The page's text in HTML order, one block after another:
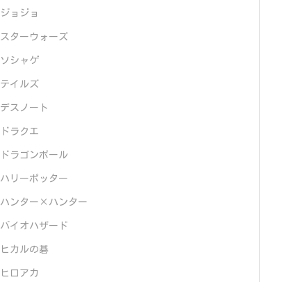
ジョジョ
スターウォーズ
ソシャゲ
テイルズ
デスノート
ドラクエ
ドラゴンボール
ハリーポッター
ハンター×ハンター
バイオハザード
ヒカルの碁
ヒロアカ